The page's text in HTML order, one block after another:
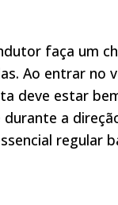
faça um
Ao entrar no
deve estar
a
regular